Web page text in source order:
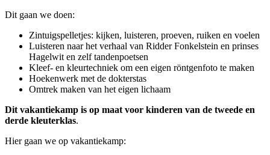
Dit gaan we doen:
Zintuigspelletjes: kijken, luisteren, proeven, ruiken en voelen
Luisteren naar het verhaal van Ridder Fonkelstein en prinses
Hagelwit en zelf tandenpoetsen
Kleef- en kleurtechniek om een eigen röntgenfoto te maken
Hoekenwerk met de dokterstas
Omtrek maken van het eigen lichaam
Dit vakantiekamp is op maat voor kinderen van de tweede en
derde kleuterklas.
Hier gaan we op vakantiekamp: